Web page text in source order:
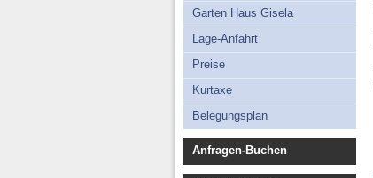
Lage-Anfahrt
Preise
Belegungsplan
Garten Haus Gisela
Lage-Anfahrt
Preise
Kurtaxe
Belegungsplan
Anfragen-Buchen